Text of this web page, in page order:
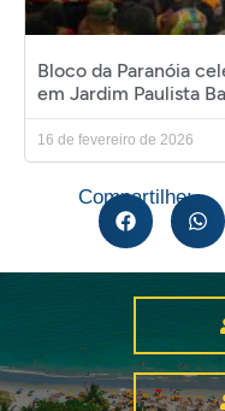
Bloco da Paranóia
em Jardim Paulista
16 de fevereiro de 2026
Compartilhe: